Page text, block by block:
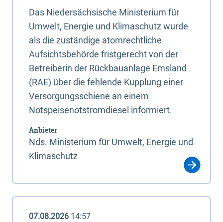
Das Niedersächsische Ministerium für
Umwelt, Energie und Klimaschutz wurde
als die zuständige atomrechtliche
Aufsichtsbehörde fristgerecht von der
Betreiberin der Rückbauanlage Emsland
(RAE) über die fehlende Kupplung einer
Versorgungsschiene an einem
Notspeisenotstromdiesel informiert.
Anbieter
Nds. Ministerium für Umwelt, Energie und
Klimaschutz
07.08.2026 14:57